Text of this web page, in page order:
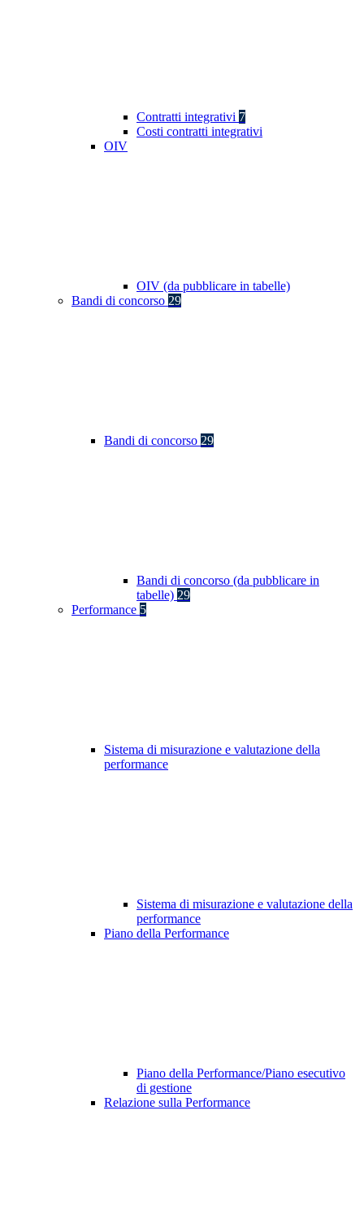
Contratti integrativi 7
Costi contratti integrativi
OIV
OIV (da pubblicare in tabelle)
Bandi di concorso 29
Bandi di concorso 29
Bandi di concorso (da pubblicare in
tabelle) 29
Performance 5
Sistema di misurazione e valutazione della
performance
Sistema di misurazione e valutazione della
performance
Piano della Performance
Piano della Performance/Piano esecutivo
di gestione
Relazione sulla Performance